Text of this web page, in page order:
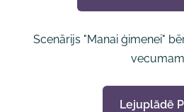
Scenārijs "Manai ģimenei"
Lejuplādē